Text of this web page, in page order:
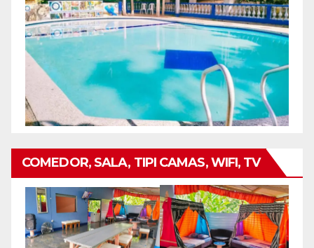
COMEDOR, SALA, TIPI CAMAS, WIFI, TV